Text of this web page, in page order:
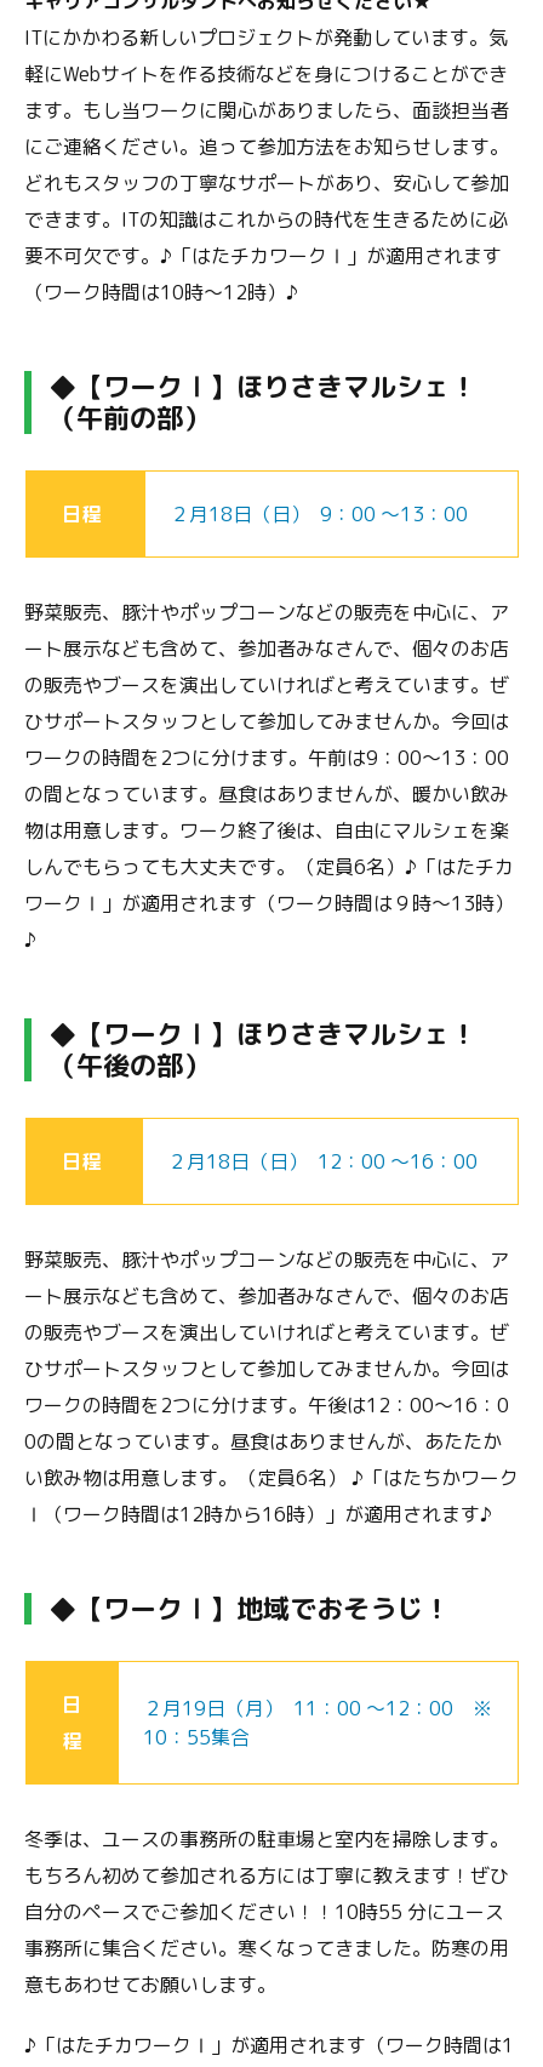
ITにかかわる新しいプロジェクトが発動しています。気
軽にWebサイトを作る技術などを身につけることができ
ます。もし当ワークに関心がありましたら、面談担当者
にご連絡ください。追って参加方法をお知らせします。
どれもスタッフの丁寧なサポートがあり、安心して参加
できます。ITの知識はこれからの時代を生きるために必
要不可欠です。♪「はたチカワークⅠ」が適用されます
（ワーク時間は10時～12時）♪
◆【ワークⅠ】ほりさきマルシェ！
（午前の部）
日程 ２月18日（日） 9：00 ～13：00
野菜販売、豚汁やポップコーンなどの販売を中心に、ア
ート展示なども含めて、参加者みなさんで、個々のお店
の販売やブースを演出していければと考えています。ぜ
ひサポートスタッフとして参加してみませんか。今回は
ワークの時間を2つに分けます。午前は9：00～13：00
の間となっています。昼食はありませんが、暖かい飲み
物は用意します。ワーク終了後は、自由にマルシェを楽
しんでもらっても大丈夫です。（定員6名）♪「はたチカ
ワークⅠ」が適用されます（ワーク時間は９時～13時）
♪
◆【ワークⅠ】ほりさきマルシェ！
（午後の部）
日程 ２月18日（日） 12：00 ～16：00
野菜販売、豚汁やポップコーンなどの販売を中心に、ア
ート展示なども含めて、参加者みなさんで、個々のお店
の販売やブースを演出していければと考えています。ぜ
ひサポートスタッフとして参加してみませんか。今回は
ワークの時間を2つに分けます。午後は12：00～16：0
0の間となっています。昼食はありませんが、あたたか
い飲み物は用意します。（定員6名） ♪「はたちかワーク
Ⅰ（ワーク時間は12時から16時）」が適用されます♪
◆【ワークⅠ】地域でおそうじ！
日
程
２月19日（月） 11：00 ～12：00 ※
10：55集合
冬季は、ユースの事務所の駐車場と室内を掃除します。
もちろん初めて参加される方には丁寧に教えます！ぜひ
自分のペースでご参加ください！！10時55 分にユース
事務所に集合ください。寒くなってきました。防寒の用
意もあわせてお願いします。
♪「はたチカワークⅠ」が適用されます（ワーク時間は1